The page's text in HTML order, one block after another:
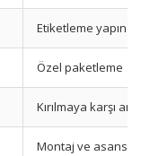
Etiketleme yapın
Özel paketleme
Kırılmaya karşı
Montaj ve asansör